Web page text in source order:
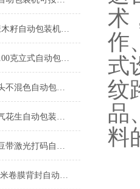
颗粒智能100克辣木籽自动包装机产品简介
颗粒燕麦片背封100克立式自动包装机工厂生产
颗粒连包拼豆24头不混色自动包装机定制
颗粒小立式带充气花生自动包装机支持定制
颗粒小袋单包拼豆带激光打码自动包装机工厂生产
颗粒700-900克小米卷膜背封自动包装机厂家
术
作
式
纹
品
料